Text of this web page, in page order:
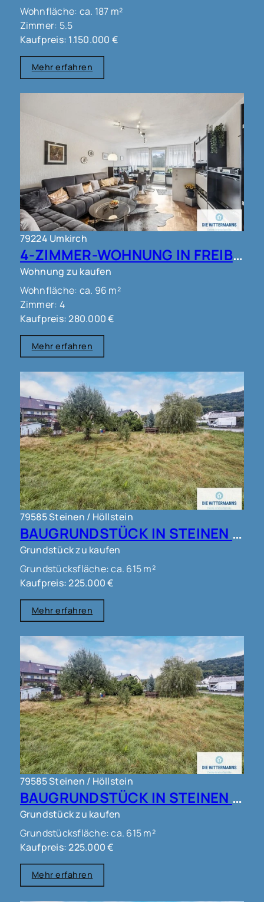
Wohnfläche: ca. 187 m²
Zimmer: 5.5
Kaufpreis: 1.150.000 €
Mehr erfahren
79224 Umkirch
4-ZIMMER-WOHNUNG IN FREIBURG - UMKIRCH!!
Wohnung zu kaufen
Wohnfläche: ca. 96 m²
Zimmer: 4
Kaufpreis: 280.000 €
Mehr erfahren
79585 Steinen / Höllstein
BAUGRUNDSTÜCK IN STEINEN !!!
Grundstück zu kaufen
Grundstücksfläche: ca. 615 m²
Kaufpreis: 225.000 €
Mehr erfahren
79585 Steinen / Höllstein
BAUGRUNDSTÜCK IN STEINEN !!!
Grundstück zu kaufen
Grundstücksfläche: ca. 615 m²
Kaufpreis: 225.000 €
Mehr erfahren